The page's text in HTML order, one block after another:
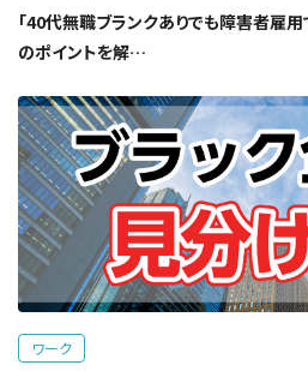
「40代無職ブランクありでも障害者雇
のポイントを解…
ワーク